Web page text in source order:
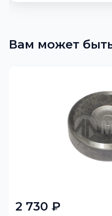
Вам может
2 730 ₽